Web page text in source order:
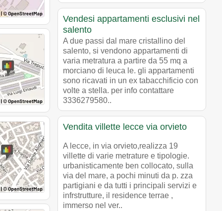
Vendesi appartamenti esclusivi nel
salento
A due passi dal mare cristallino del
salento, si vendono appartamenti di
varia metratura a partire da 55 mq a
morciano di leuca le. gli appartamenti
sono ricavati in un ex tabacchificio con
volte a stella. per info contattare
3336279580..
Vendita villette lecce via orvieto
A lecce, in via orvieto,realizza 19
villette di varie metrature e tipologie.
urbanisticamente ben collocato, sulla
via del mare, a pochi minuti da p. zza
partigiani e da tutti i principali servizi e
infrstrutture, il residence terrae ,
immerso nel ver..